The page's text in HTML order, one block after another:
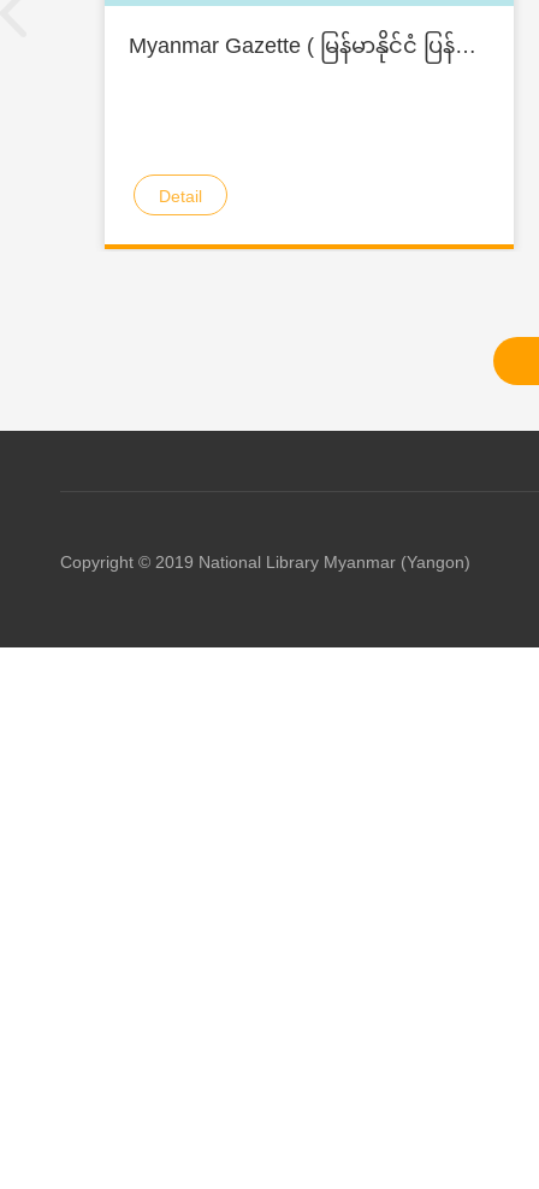
Myanmar Gazette ( မြန်မာနိုင်ငံ ပြန်တမ်း )
Detail
Copyright © 2019 National Library Myanmar (Yangon)